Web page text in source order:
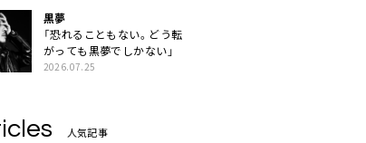
黒夢
「恐れることもない。どう転
がっても黒夢でしかない」
2026.07.25
人気記事